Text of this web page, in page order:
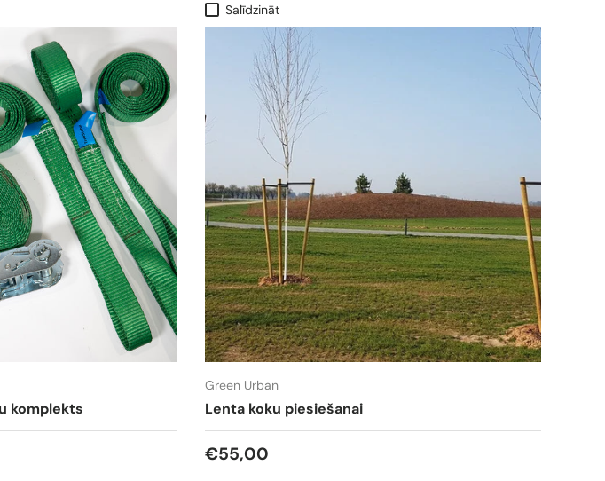
komplekts
Salīdzināt
Green Urban
Lenta koku piesiešanai
€55,00